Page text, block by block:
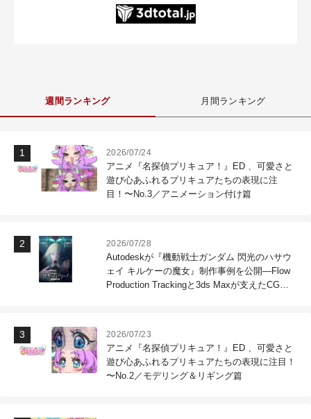
週間ランキング 月間ランキング
2026/07/24
アニメ『名探偵プリキュア！』ED 、可愛さと
遊び心あふれるプリキュアたちの表現に注
目！〜No.3／アニメーション付け篇
2026/07/28
Autodeskが『機動戦士ガンダム 閃光のハサウ
ェイ キルケーの魔女』制作事例を公開―Flow
Production Trackingと3ds Maxが支えたCG制
2026/07/23
アニメ『名探偵プリキュア！』ED 、可愛さと
遊び心あふれるプリキュアたちの表現に注目！
〜No.2／モデリング＆リギング篇